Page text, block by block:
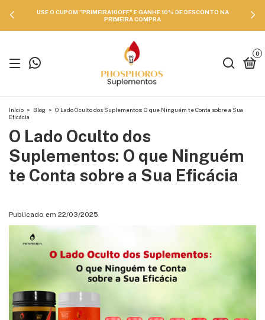
USE O CUPOM "PRIMEIRA10OFF" E GANHE 10% DE DESCONTO NA
PRIMEIRA COMPRA
0
Início > Blog > O Lado Oculto dos Suplementos: O que Ninguém te Conta sobre a Sua
Eficácia
O Lado Oculto dos
Suplementos: O que Ninguém
te Conta sobre a Sua Eficácia
Publicado em 22/03/2025